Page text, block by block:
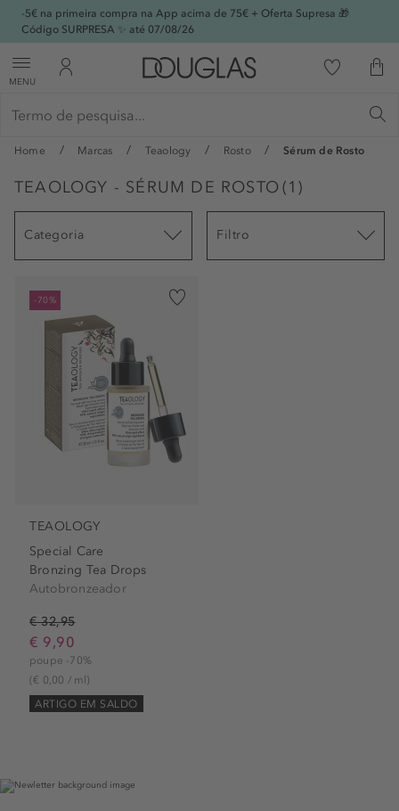
-5€ na primeira compra na App acima de 75€ + Oferta Supresa 🎁
Código SURPRESA ✨ até 07/08/26
MENU
Home Marcas Teaology Rosto Sérum de Rosto
TEAOLOGY - SÉRUM DE ROSTO (1 )
Categoria Filtro
-70%
TEAOLOGY
Special Care
Bronzing Tea Drops
Autobronzeador
€ 32,95
€ 9,90
poupe -70%
(€ 0,00 / ml)
ARTIGO EM SALDO